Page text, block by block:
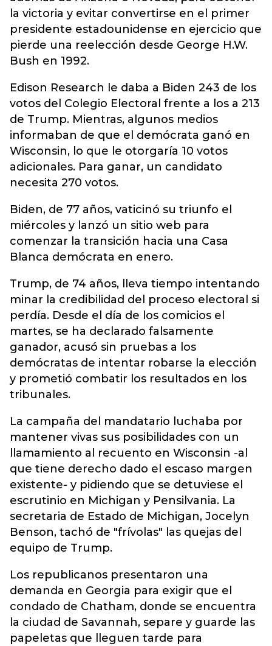
la victoria y evitar convertirse en el primer
presidente estadounidense en ejercicio que
pierde una reelección desde George H.W.
Bush en 1992.
Edison Research le daba a Biden 243 de los
votos del Colegio Electoral frente a los a 213
de Trump. Mientras, algunos medios
informaban de que el demócrata ganó en
Wisconsin, lo que le otorgaría 10 votos
adicionales. Para ganar, un candidato
necesita 270 votos.
Biden, de 77 años, vaticinó su triunfo el
miércoles y lanzó un sitio web para
comenzar la transición hacia una Casa
Blanca demócrata en enero.
Trump, de 74 años, lleva tiempo intentando
minar la credibilidad del proceso electoral si
perdía. Desde el día de los comicios el
martes, se ha declarado falsamente
ganador, acusó sin pruebas a los
demócratas de intentar robarse la elección
y prometió combatir los resultados en los
tribunales.
La campaña del mandatario luchaba por
mantener vivas sus posibilidades con un
llamamiento al recuento en Wisconsin -al
que tiene derecho dado el escaso margen
existente- y pidiendo que se detuviese el
escrutinio en Michigan y Pensilvania. La
secretaria de Estado de Michigan, Jocelyn
Benson, tachó de "frívolas" las quejas del
equipo de Trump.
Los republicanos presentaron una
demanda en Georgia para exigir que el
condado de Chatham, donde se encuentra
la ciudad de Savannah, separe y guarde las
papeletas que lleguen tarde para